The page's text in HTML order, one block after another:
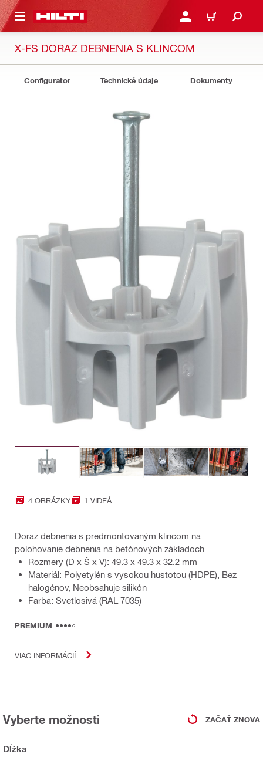
HLAVNÝ OBSAH PRIHLÁSIŤ ALEBO
KOŠÍK
X-FS DORAZ DEBNENIA S KLINCOM
Configurator Technické údaje Dokumenty
4 OBRÁZKY 1 VIDEÁ
Doraz debnenia s predmontovaným klincom na
polohovanie debnenia na betónových základoch
Rozmery (D x Š x V): 49.3 x 49.3 x 32.2 mm
Materiál: Polyetylén s vysokou hustotou (HDPE), Bez
halogénov, Neobsahuje silikón
Farba: Svetlosivá (RAL 7035)
PREMIUM
VIAC INFORMÁCIÍ
Vyberte možnosti ZAČAŤ ZNOVA
Dĺžka